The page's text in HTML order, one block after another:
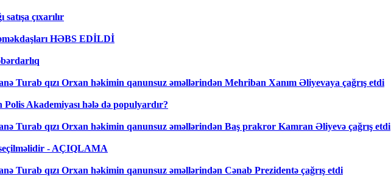
çıxarılır
HƏBS EDİLDİ
Turab qızı Orxan həkimin qanunsuz əməllərindən Mehriban Xanım Əliyevaya çağrış etdi
Akademiyası hələ də populyardır?
Turab qızı Orxan həkimin qanunsuz əməllərindən Baş prakror Kamran Əliyevə çağrış etdi
- AÇIQLAMA
Turab qızı Orxan həkimin qanunsuz əməllərindən Cənab Prezidentə çağrış etdi